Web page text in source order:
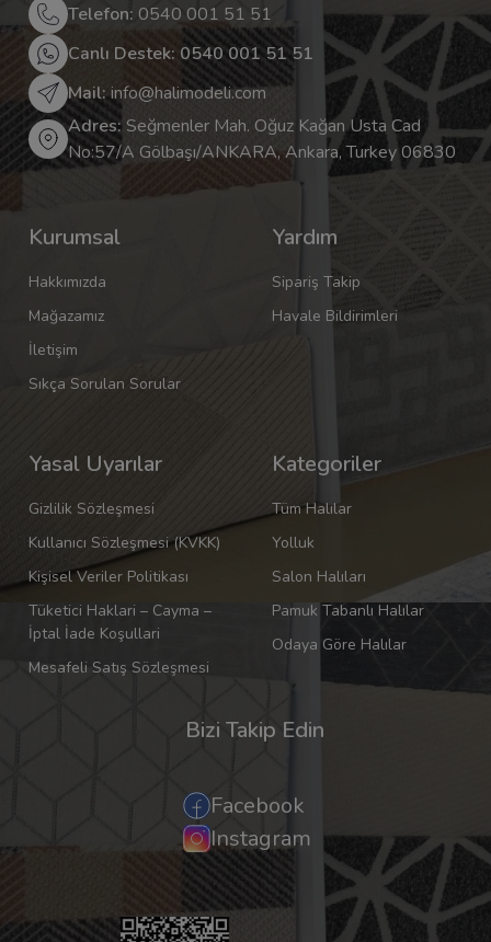
Telefon: 0540 001 51 51
Canlı Destek: 0540 001 51 51
Mail:info@halimodeli.com
Adres: Seğmenler Mah. Oğuz Kağan Usta Cad
No:57/A Gölbaşı/ANKARA, Ankara, Turkey 06830
Kurumsal
Hakkımızda
Mağazamız
İletişim
Sıkça Sorulan Sorular
Yardım
Sipariş Takip
Havale Bildirimleri
Yasal Uyarılar
Gizlilik Sözleşmesi
Kullanıcı Sözleşmesi (KVKK)
Kişisel Veriler Politikası
Tüketici Haklari – Cayma –
İptal İade Koşullari
Mesafeli Satış Sözleşmesi
Kategoriler
Tüm Halılar
Yolluk
Salon Halıları
Pamuk Tabanlı Halılar
Odaya Göre Halılar
Bizi Takip Edin
Facebook
Instagram